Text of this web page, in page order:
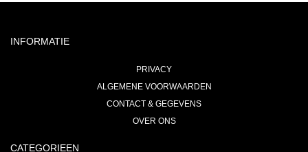
INFORMATIE
PRIVACY
ALGEMENE VOORWAARDEN
CONTACT & GEGEVENS
OVER ONS
CATEGORIEEN